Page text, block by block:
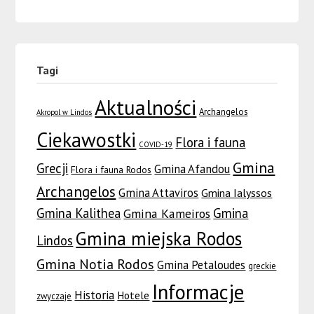
Tagi
Akropol w Lindos Aktualności Archangelos
Ciekawostki COVID-19 Flora i fauna
Grecji Flora i fauna Rodos Gmina Afandou Gmina
Archangelos Gmina Attaviros Gmina Ialyssos
Gmina KalitheaGmina Kameiros Gmina
Lindos Gmina miejska Rodos
Gmina Notia Rodos Gmina Petaloudes greckie
zwyczaje Historia Hotele Informacje